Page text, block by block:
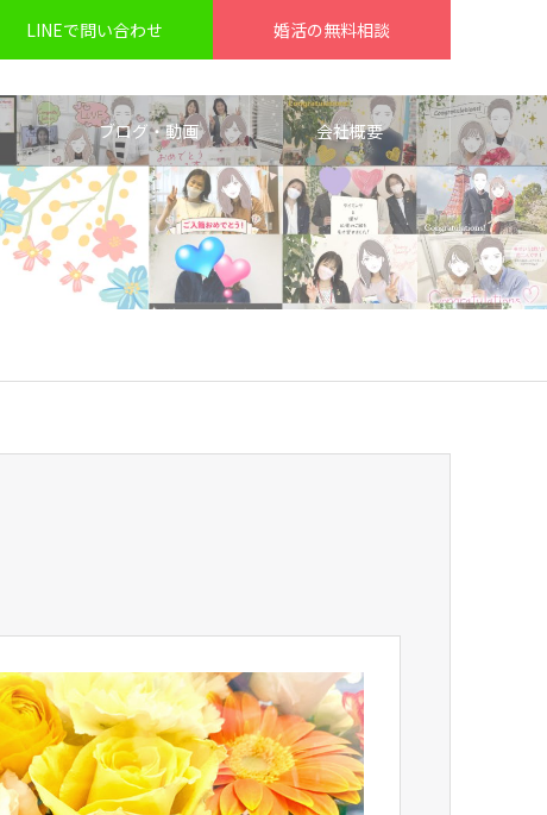
LINEで問い合わせ 婚活の無料相談
ブログ・動画 会社概要